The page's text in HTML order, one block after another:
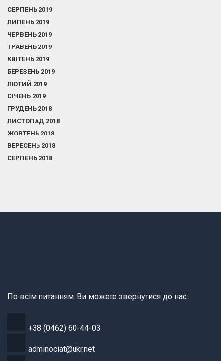
СЕРПЕНЬ 2019
ЛИПЕНЬ 2019
ЧЕРВЕНЬ 2019
ТРАВЕНЬ 2019
КВІТЕНЬ 2019
БЕРЕЗЕНЬ 2019
ЛЮТИЙ 2019
СІЧЕНЬ 2019
ГРУДЕНЬ 2018
ЛИСТОПАД 2018
ЖОВТЕНЬ 2018
ВЕРЕСЕНЬ 2018
СЕРПЕНЬ 2018
По всім питанням, Ви можете звернутися до нас:
+38 (0462) 60-44-03
adminociat@ukr.net